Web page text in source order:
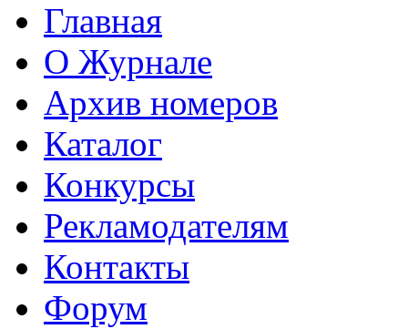
Главная
О Журнале
Архив номеров
Каталог
Конкурсы
Рекламодателям
Контакты
Форум